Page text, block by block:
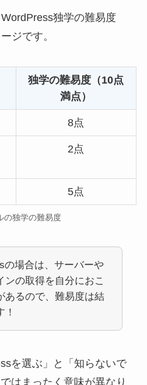
独学の難易度
ジです。
独学の難易度（10点
満点）
8点
2点
5点
の独学の難易度
の場合は、サーバーや
ンの取得を自分におこ
あるので、難易度は結
を選ぶ」と「知らないで
はまったく意味が異なり